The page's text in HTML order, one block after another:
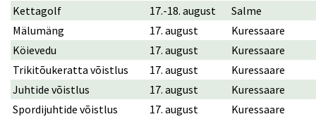
Kettagolf
17.-18. august
Salme
Mälumäng
17. august
Kuressaare
Köievedu
17. august
Kuressaare
Trikitõukeratta võistlus
17. august
Kuressaare
Juhtide võistlus
17. august
Kuressaare
Spordijuhtide võistlus
17. august
Kuressaare